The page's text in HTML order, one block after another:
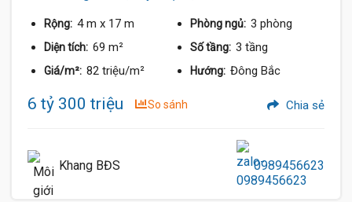
Rộng: 4 m x 17 m Phòng ngủ: 3 phòng
Diện tích: 69 m² Số tầng: 3 tầng
Giá/m²: 82 triệu/m² Hướng: Đông Bắc
6 tỷ 300 triệu So sánh Chia sẻ
Khang BĐS 0989456623